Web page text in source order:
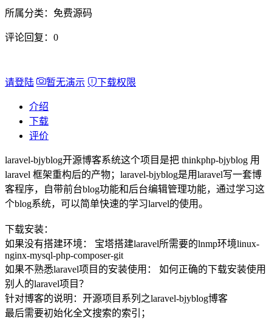
所属分类： 免费源码
评论回复： 0
请登陆 暂无演示 下载权限
介绍
下载
评价
laravel-bjyblog开源博客系统这个项目是把 thinkphp-bjyblog 用
laravel 框架重构后的产物；laravel-bjyblog是用laravel写一套博
客程序，自带前台blog功能和后台编辑管理功能，通过学习这
个blog系统，可以简单快速的学习larvel的使用。
下载安装：
如果没有搭建环境： 宝塔搭建laravel所需要的lnmp环境linux-
nginx-mysql-php-composer-git
如果不熟悉laravel项目的安装使用： 如何正确的下载安装使用
别人的laravel项目？
针对博客的说明：开源项目系列之laravel-bjyblog博客
最后需要初始化全文搜索的索引；